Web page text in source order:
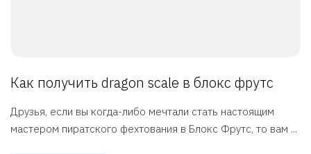
Как получить dragon scale в блокс фрутс
Друзья, если вы когда-либо мечтали стать настоящим
мастером пиратского фехтования в Блокс Фрутс, то вам ...